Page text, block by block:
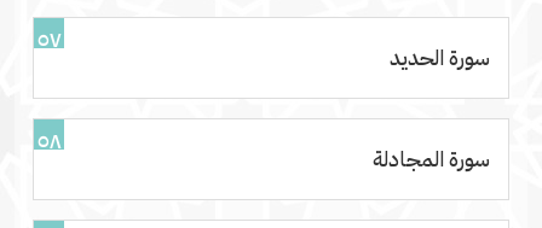
٥٧
سورة الحديد
٥٨
سورة المجادلة